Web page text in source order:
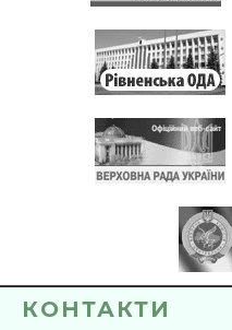
КОНТАКТИ